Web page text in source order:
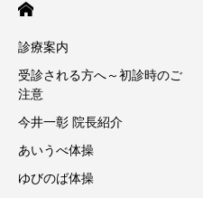
診療案内
受診される方へ～初診時のご
注意
今井一彰 院長紹介
あいうべ体操
ゆびのば体操